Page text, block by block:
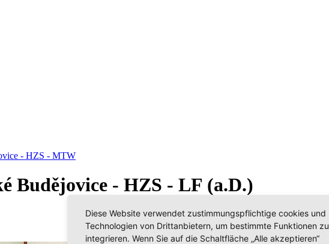
- HZS - MTW
Budějovice - HZS - LF (a.D.)
Diese Website verwendet zustimmungspflichtige cookies und
Technologien von Drittanbietern, um bestimmte Funktionen zu
integrieren. Wenn Sie auf die Schaltfläche „Alle akzeptieren“